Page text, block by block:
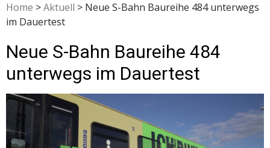
Home >Aktuell > Neue S-Bahn Baureihe 484 unterwegs
im Dauertest
Neue S-Bahn Baureihe 484
unterwegs im Dauertest